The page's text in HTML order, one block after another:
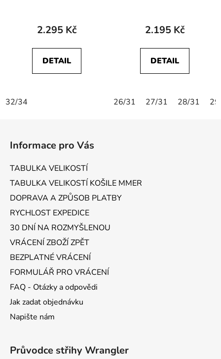
2.295 Kč
DETAIL
32/34
2.195 Kč
DETAIL
26/31 27/31 28/31
Informace pro Vás
TABULKA VELIKOSTÍ
TABULKA VELIKOSTÍ KOŠILE MMER
DOPRAVA A ZPŮSOB PLATBY
RYCHLOST EXPEDICE
30 DNÍ NA ROZMYŠLENOU
VRÁCENÍ ZBOŽÍ ZPĚT
BEZPLATNÉ VRÁCENÍ
FORMULÁŘ PRO VRÁCENÍ
FAQ - Otázky a odpovědi
Jak zadat objednávku
Napište nám
Průvodce střihy Wrangler